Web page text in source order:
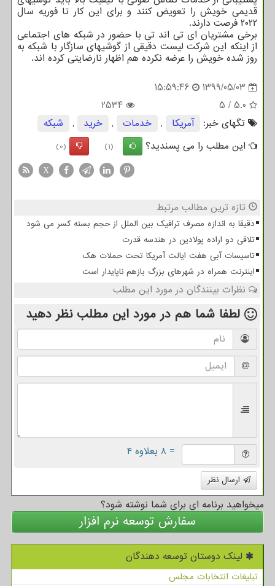
قدیمی خویش را تعویض کنند و برای این کار تا فوریه سال
۲۰۲۲ فرصت دارند.
برخی مشتریان ای تی اند تی با حضور در شبکه های اجتماعی
از اینکه این شرکت لیست دقیقی از گوشیهای سازگار با شبکه به
روز شده خویش را عرضه نکرده هم اظهار نارضایتی کرده اند.
1399/05/03
15:59:46
5.0
/
5
2534
تگهای خبر:
آمریكا , خدمات , خرید ,
شبكه
این مطلب را می پسندید؟
(1)
(0)
X
تازه ترین مطالب مرتبط
دقیقا به اندازه مصرف ترافیک بین الملل از حجم بسته کسر می شود
تلاقی دو اراده پولادین در هندسه قدرت
تاسیسات آبی هفت ایالت آمریکا تحت حملات هک
اینترنت همراه در شهرهای بزرگ بازهم ناپایدار است
نظرات بینندگان در مورد این مطلب
لطفا شما هم در مورد این مطلب نظر دهید
= ۸ بعلاوه ۴
ارسال نظر
میخواهید برنامه ای برای شما نوشته شود؟
سفارش توسعه نرم افزار
لینک دوستان توسعه دهندگان
تبلیغات انتخابات مجلس